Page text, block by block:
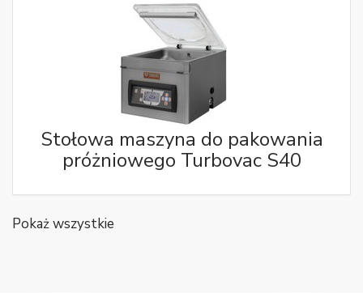
Stołowa maszyna do pakowania
próżniowego Turbovac S40
Pokaż wszystkie